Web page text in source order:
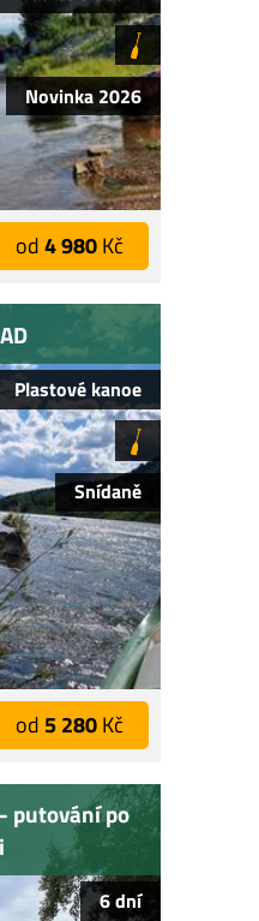
Novinka 2026
od4 980Kč
Plastové kanoe
Snídaně
od 5 280Kč
putování po
6 dní